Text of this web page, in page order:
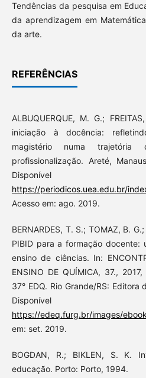
Tendências da pesquisa em
da aprendizagem em
da arte.
REFERÊNCIAS
ALBUQUERQUE, M. G.;
iniciação à docência:
magistério numa
profissionalização. Areté,
https://periodicos.uea.edu.br/
Acesso em: ago. 2019.
BERNARDES, T. S.; TOMAZ, B.
PIBID para a formação docente:
ensino de ciências. In:
ENSINO DE QUÍMICA, 37.,
37° EDQ. Rio Grande/RS:
https://edeq.furg.br/images/
em: set. 2019.
BOGDAN, R.; BIKLEN, S. K.
educação. Porto: Porto, 1994.